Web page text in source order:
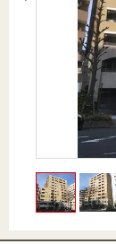
購入向け
サービス
住まいと
税金の本
（電子ブ
住まいと
暮らしの
税金の本
（電子ブ
ック）